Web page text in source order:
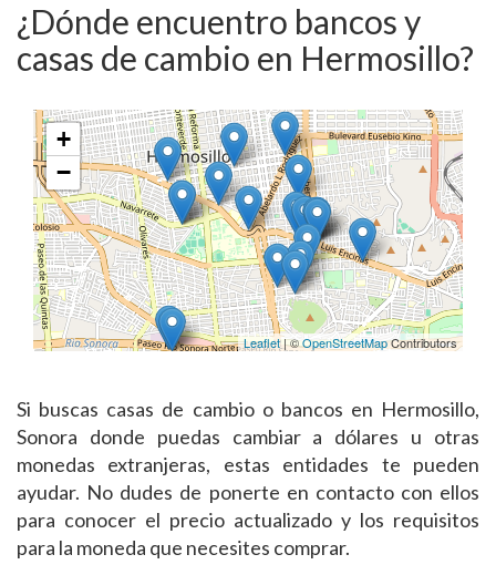
¿Dónde encuentro bancos y
casas de cambio en Hermosillo?
+
−
Leaflet| ©OpenStreetMapContributors
Si buscas casas de cambio o bancos en Hermosillo,
Sonora donde puedas cambiar a dólares u otras
monedas extranjeras, estas entidades te pueden
ayudar. No dudes de ponerte en contacto con ellos
para conocer el precio actualizado y los requisitos
para la moneda que necesites comprar.